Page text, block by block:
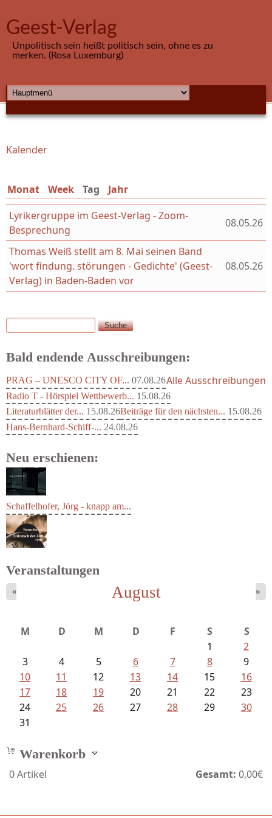
Geest-Verlag
Unpolitisch sein heißt politisch sein, ohne es zu
merken. (Rosa Luxemburg)
HAUPTMENÜ
Sie sind hier
Kalender
Monat Week Tag (aktiver Reiter)
Jahr
Lyrikergruppe im Geest-Verlag - Zoom-
Besprechung
08.05.26
Thomas Weiß stellt am 8. Mai seinen Band
'wort findung. störungen - Gedichte' (Geest-
Verlag) in Baden-Baden vor
08.05.26
Suchformular
Suche
Bald endende Ausschreibungen:
PRAG – UNESCO CITY OF... 07.08.26
Radio T - Hörspiel Wettbewerb... 15.08.26
Literaturblätter der... 15.08.26Beiträge für den nächsten... 15.08.26
Hans-Bernhard-Schiff-... 24.08.26
Alle Ausschreibungen
Neu erschienen:
Schaffelhofer, Jörg - knapp am...
Veranstaltungen
August
« »
M D M D F S
S
1
2
3
4 5 6 7 8
9
10
11 12 13 14 15
16
17
18 19 20 21 22
23
24
25 26 27 28 29
30
31
Warenkorb
0Artikel Gesamt: 0,00€